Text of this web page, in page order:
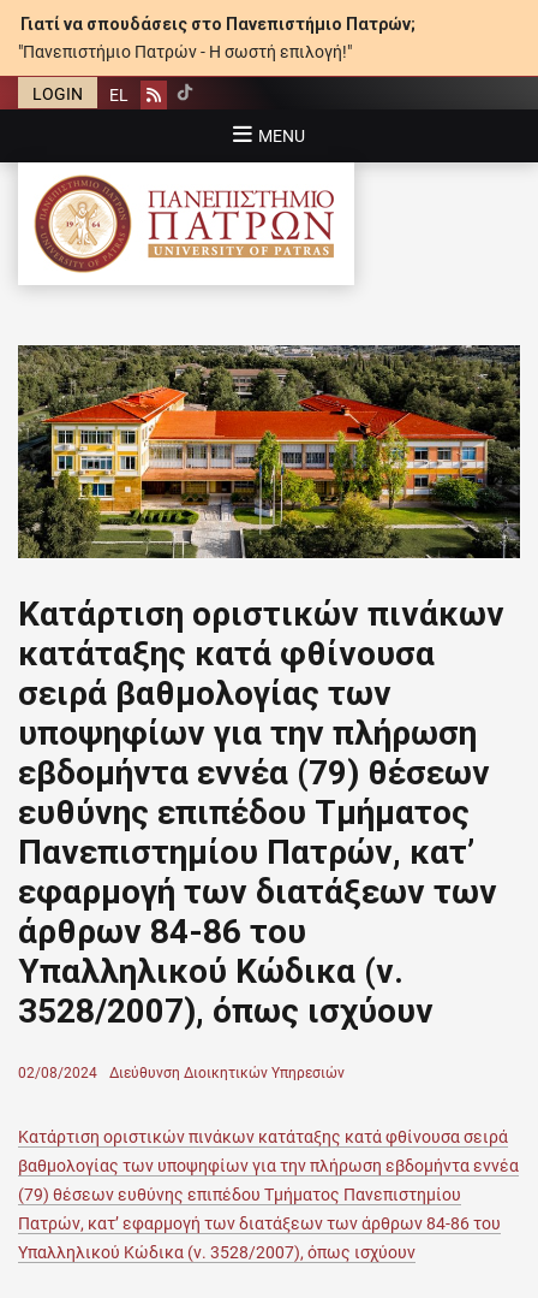
Γιατί να σπουδάσεις στο Πανεπιστήμιο Πατρών;
"Πανεπιστήμιο Πατρών - Η σωστή επιλογή!"
LOGIN EL Rss
MENU
ΠΑΝΕΠΙΣΤΉΜΙΟ ΠΑΤΡΏΝ
Κατάρτιση οριστικών πινάκων
κατάταξης κατά φθίνουσα
σειρά βαθμολογίας των
υποψηφίων για την πλήρωση
εβδομήντα εννέα (79) θέσεων
ευθύνης επιπέδου Τμήματος
Πανεπιστημίου Πατρών, κατ’
εφαρμογή των διατάξεων των
άρθρων 84-86 του
Υπαλληλικού Κώδικα (ν.
3528/2007), όπως ισχύουν
Posted
02/08/2024 Author
Διεύθυνση Διοικητικών Υπηρεσιών
Κατάρτιση οριστικών πινάκων κατάταξης κατά φθίνουσα σειρά
βαθμολογίας των υποψηφίων για την πλήρωση εβδομήντα εννέα
(79) θέσεων ευθύνης επιπέδου Τμήματος Πανεπιστημίου
Πατρών, κατ’ εφαρμογή των διατάξεων των άρθρων 84-86 του
Υπαλληλικού Κώδικα (ν. 3528/2007), όπως ισχύουν